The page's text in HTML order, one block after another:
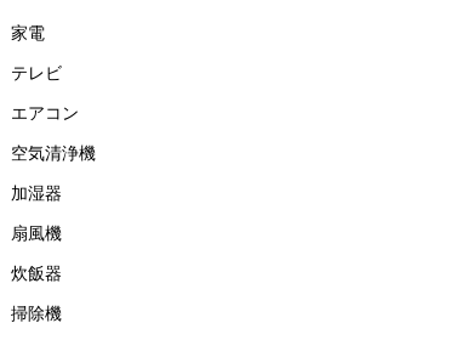
家電
テレビ
エアコン
空気清浄機
加湿器
扇風機
炊飯器
掃除機